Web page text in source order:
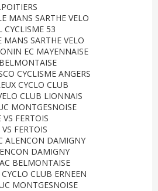
MANS SARTHE VELO
CYCLISME 53
SARTHE VELO
EC MAYENNAISE
CYCLISME ANGERS
CYCLO CLUB
CLUB LIONNAIS
MONTGESNOISE
FERTOIS
FERTOIS
ALENCON DAMIGNY
DAMIGNY
BELMONTAISE
CLUB ERNEEN
MONTGESNOISE